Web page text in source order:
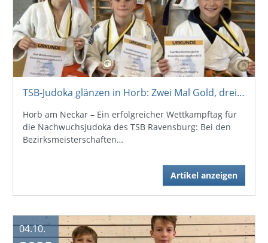
TSB-Judoka glänzen in Horb: Zwei Mal Gold, drei Mal Silber
Horb am Neckar – Ein erfolgreicher Wettkampftag für
die Nachwuchsjudoka des TSB Ravensburg: Bei den
Bezirksmeisterschaften…
Artikel anzeigen
04.10.